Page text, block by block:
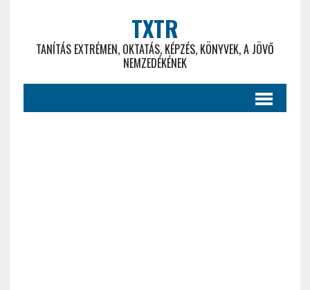
TXTR
TANÍTÁS EXTRÉMEN, OKTATÁS, KÉPZÉS, KÖNYVEK, A JÖVŐ
NEMZEDÉKÉNEK